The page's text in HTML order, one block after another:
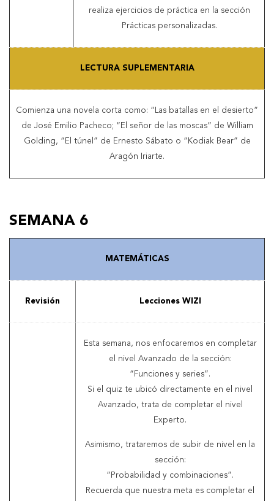
realiza ejercicios de práctica en la sección
Prácticas personalizadas.
LECTURA SUPLEMENTARIA
Comienza una novela corta como: “Las batallas en el desierto”
de José Emilio Pacheco; “El señor de las moscas” de William
Golding, “El túnel” de Ernesto Sábato o “Kodiak Bear” de
Aragón Iriarte.
SEMANA 6
MATEMÁTICAS
Revisión Lecciones WIZI
Esta semana, nos enfocaremos en completar
el nivel Avanzado de la sección:
“Funciones y series”.
Si el quiz te ubicó directamente en el nivel
Avanzado, trata de completar el nivel
Experto.
Asimismo, trataremos de subir de nivel en la
sección:
“Probabilidad y combinaciones”.
Recuerda que nuestra meta es completar el